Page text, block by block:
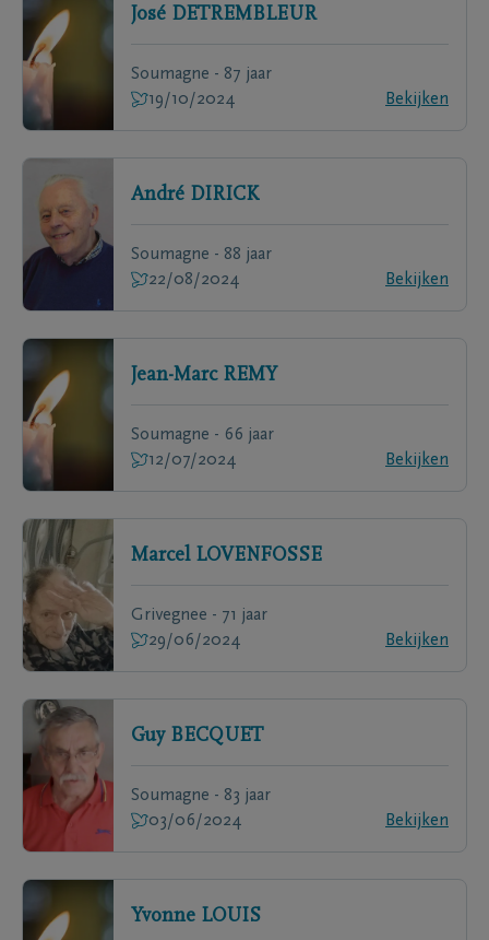
José DETREMBLEUR
Soumagne - 87 jaar
19/10/2024
Bekijken
André DIRICK
Soumagne - 88 jaar
22/08/2024
Bekijken
Jean-Marc REMY
Soumagne - 66 jaar
12/07/2024
Bekijken
Marcel LOVENFOSSE
Grivegnee - 71 jaar
29/06/2024
Bekijken
Guy BECQUET
Soumagne - 83 jaar
03/06/2024
Bekijken
Yvonne LOUIS